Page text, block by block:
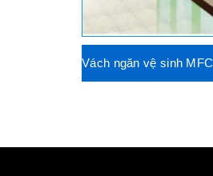
Vách ngăn vệ sinh MFC